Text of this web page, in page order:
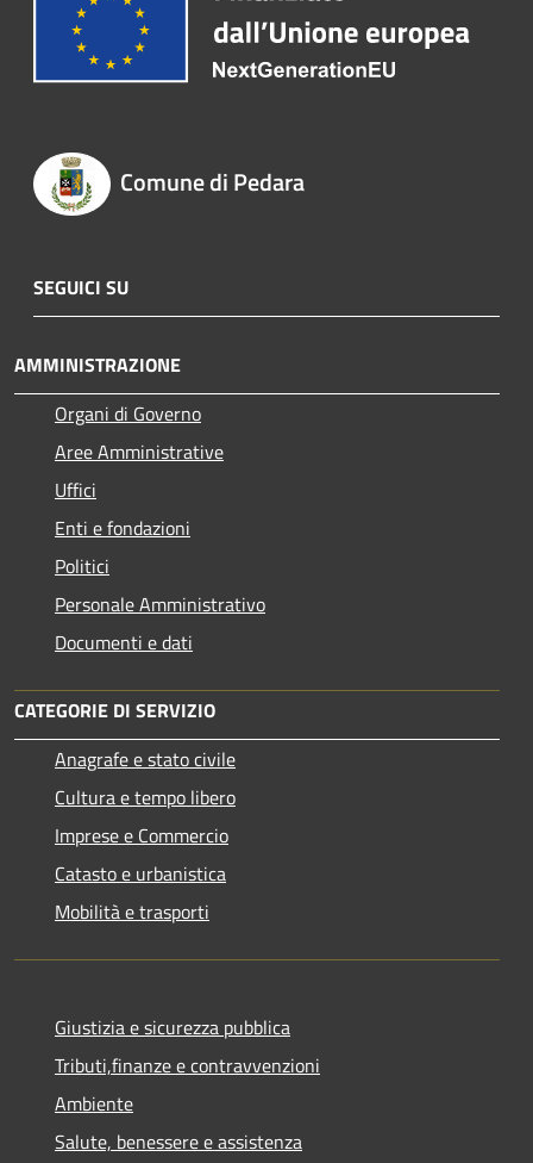
Comune di Pedara
SEGUICI SU
AMMINISTRAZIONE
Organi di Governo
Aree Amministrative
Uffici
Enti e fondazioni
Politici
Personale Amministrativo
Documenti e dati
CATEGORIE DI SERVIZIO
Anagrafe e stato civile
Cultura e tempo libero
Imprese e Commercio
Catasto e urbanistica
Mobilità e trasporti
Giustizia e sicurezza pubblica
Tributi,finanze e contravvenzioni
Ambiente
Salute, benessere e assistenza